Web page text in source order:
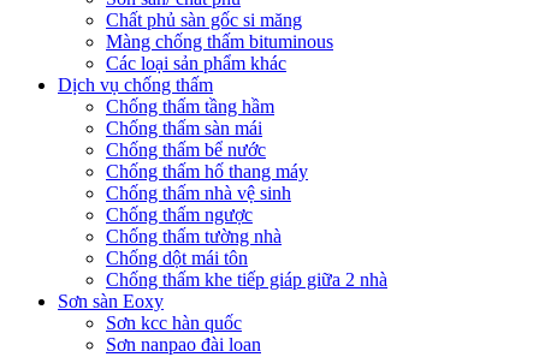
Chất phủ sàn gốc si măng
Màng chống thấm bituminous
Các loại sản phẩm khác
Dịch vụ chống thấm
Chống thấm tầng hầm
Chống thấm sàn mái
Chống thấm bể nước
Chống thấm hố thang máy
Chống thấm nhà vệ sinh
Chống thấm ngược
Chống thấm tường nhà
Chống dột mái tôn
Chống thấm khe tiếp giáp giữa 2 nhà
Sơn sàn Eoxy
Sơn kcc hàn quốc
Sơn nanpao đài loan